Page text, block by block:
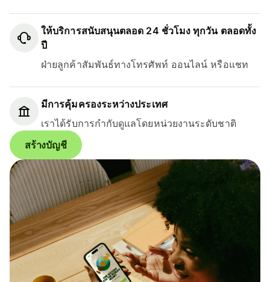
ให้บริการสนับสนุนตลอด 24 ชั่วโมง ทุกวัน ตลอดทั้ง
ปี
ฝ่ายลูกค้าสัมพันธ์ทางโทรศัพท์ ออนไลน์ หรือแชท
มีการคุ้มครองระหว่างประเทศ
เราได้รับการกำกับดูแลโดยหน่วยงานระดับชาติ
สร้างบัญชี